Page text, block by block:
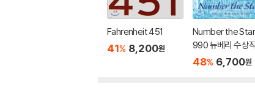
Fahrenheit 451
41% 8,200원
Number the
990 뉴베리 수상
48% 6,700원